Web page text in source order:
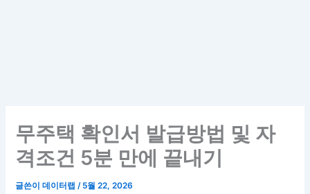
무주택 확인서 발급방법 및 자
격조건 5분 만에 끝내기
글쓴이데이터랩/ 5월 22, 2026